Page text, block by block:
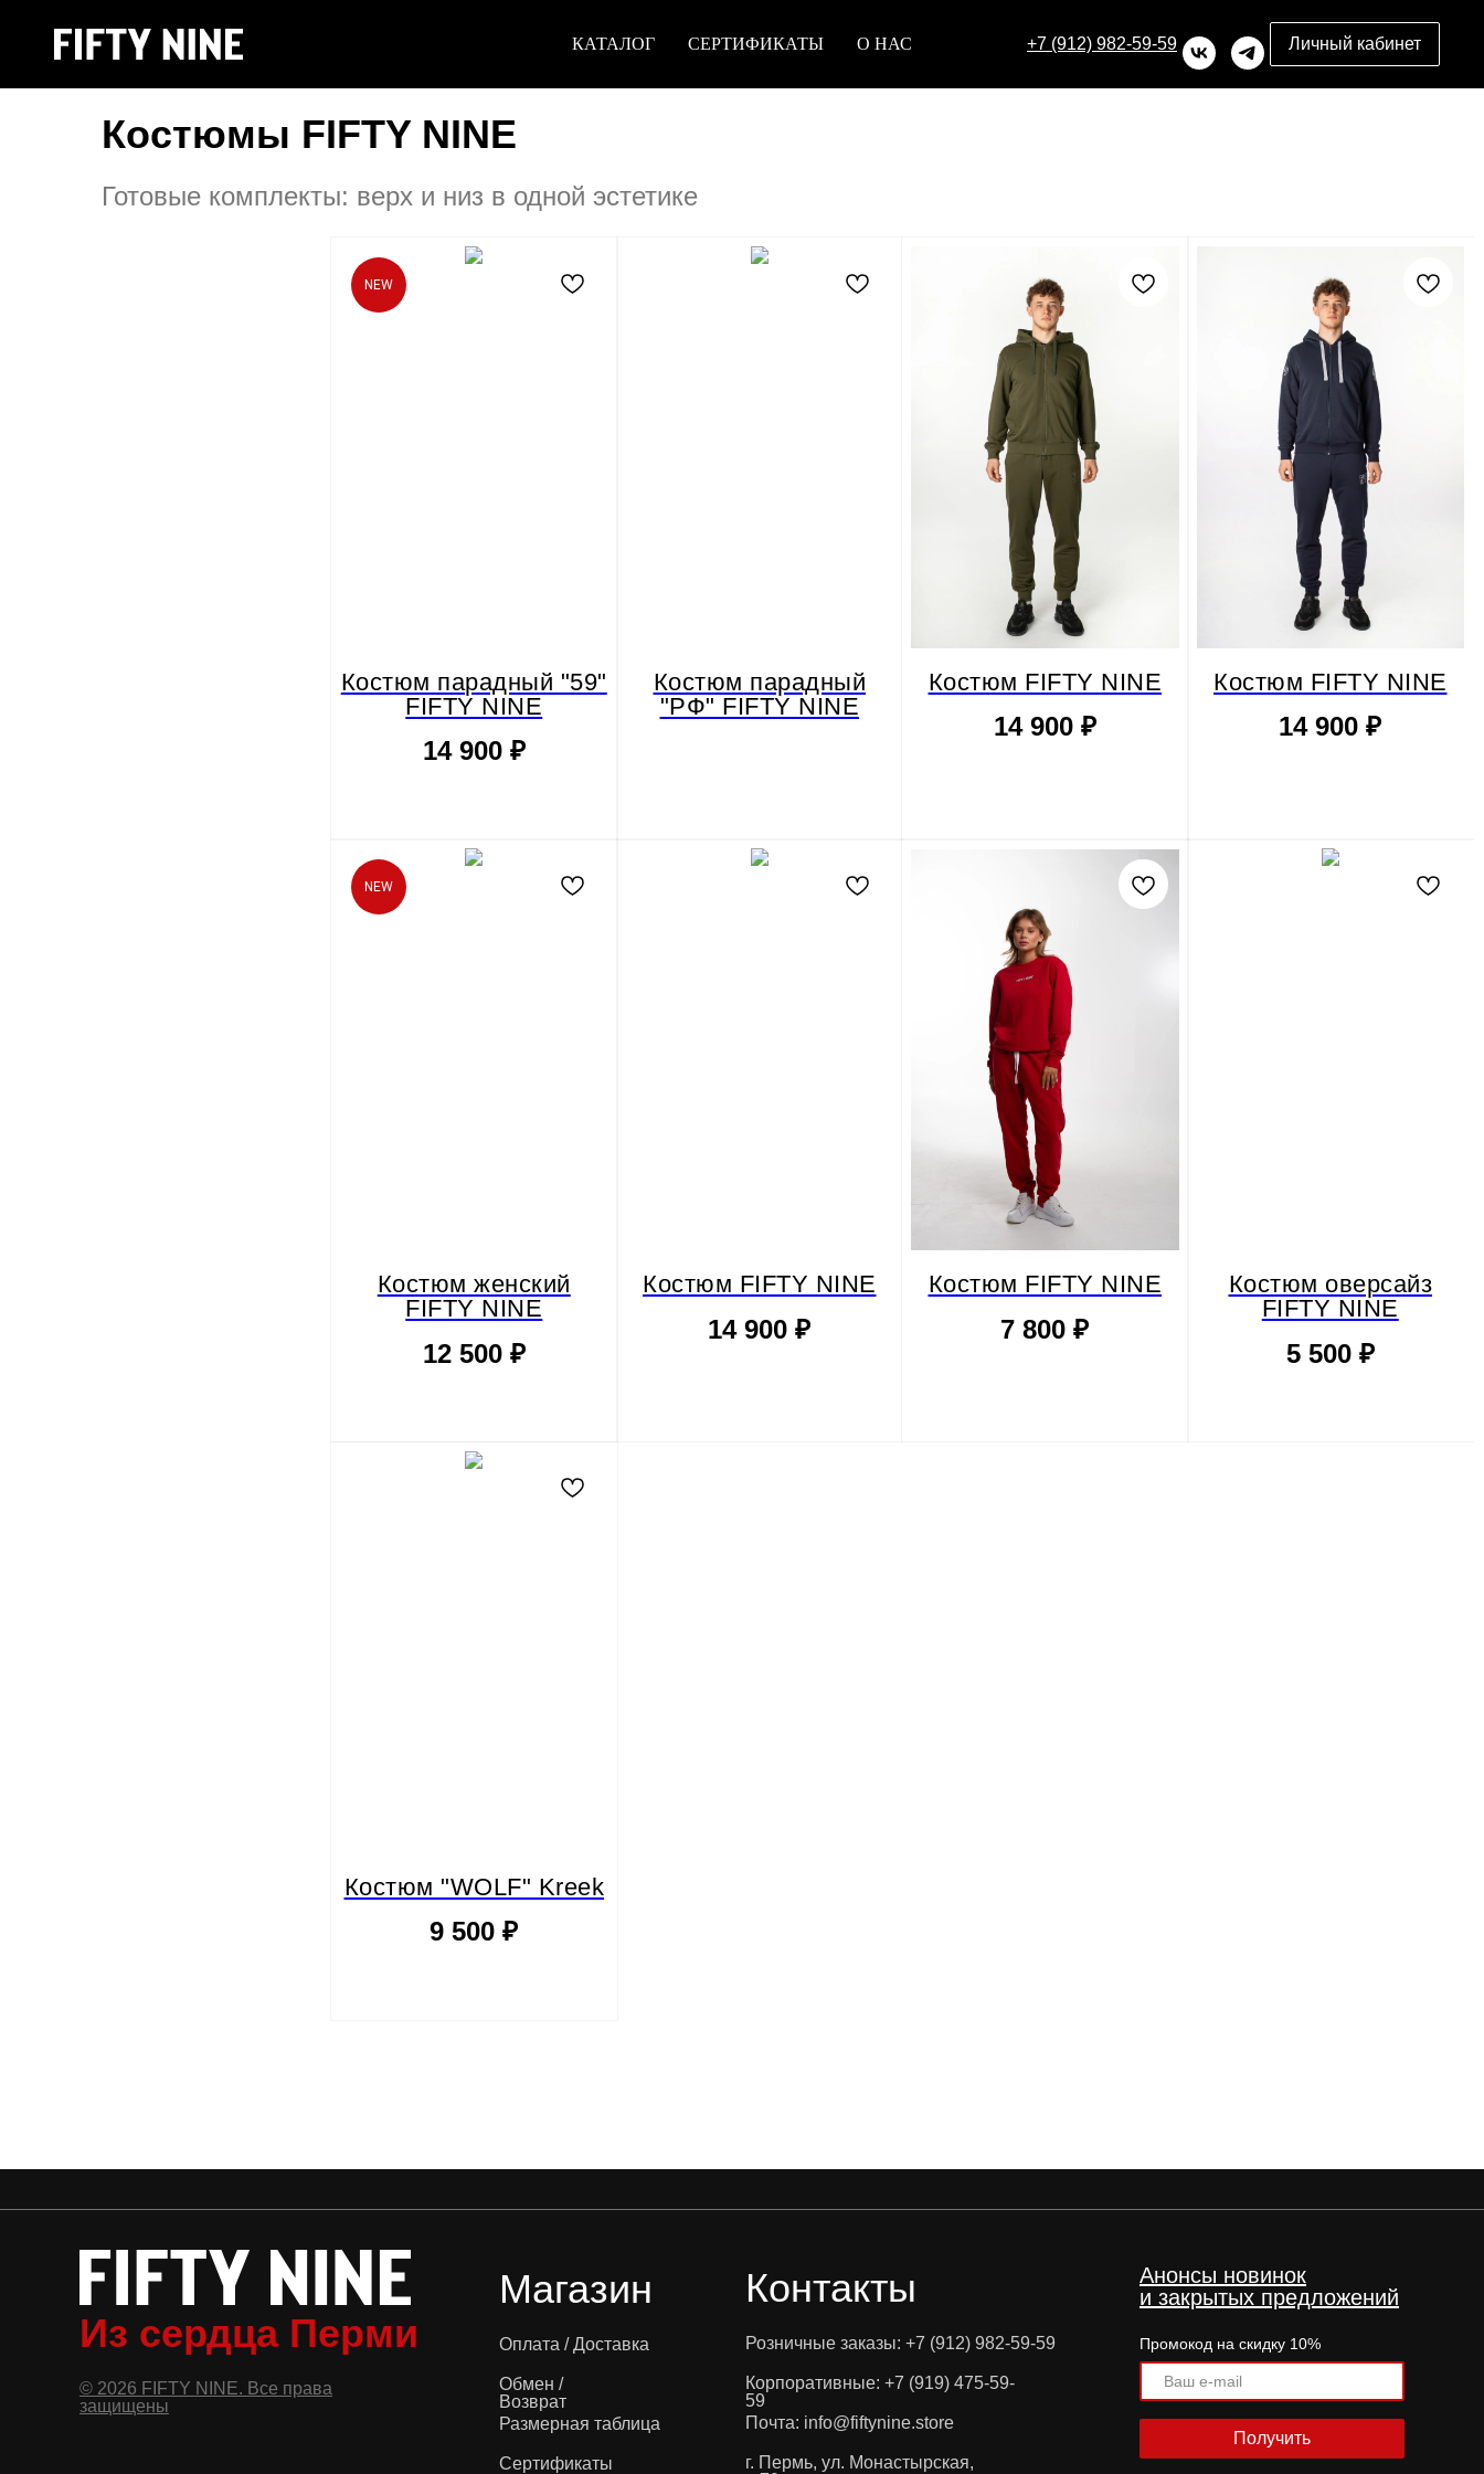
КАТАЛОГ СЕРТИФИКАТЫ О НАС +7 (912) 982-59-59 Личный кабинет
Костюмы FIFTY NINE
Готовые комплекты: верх и низ в одной эстетике
NEW
Костюм парадный "59"
FIFTY NINE
14 900 ₽
Костюм парадный
"РФ" FIFTY NINE
Костюм FIFTY NINE
14 900 ₽
Костюм FIFTY NINE
14 900 ₽
NEW
Костюм женский
FIFTY NINE
12 500 ₽
Костюм FIFTY NINE
14 900 ₽
Костюм FIFTY NINE
7 800 ₽
Костюм оверсайз
FIFTY NINE
5 500 ₽
Костюм "WOLF" Kreek
9 500 ₽
© 2026 FIFTY NINE. Все права
защищены
Анонсы новинок
и закрытых предложений
Розничные заказы: +7 (912) 982-59-59
Корпоративные: +7 (919) 475-59-
59
г. Пермь, ул. Монастырская,
Почта: info@fiftynine.store
Оплата / Доставка
Обмен /
Возврат
Cертификаты
Размерная таблица
Контакты
Магазин
Из сердца Перми
Промокод на скидку 10%
Получить